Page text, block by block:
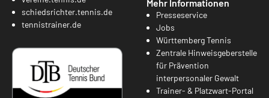
schiedsrichter.tennis.de
tennistrainer.de
Mehr Informationen
Presseservice
Jobs
Württemberg Tennis
Zentrale Hinweisgeberstelle
für Prävention
interpersonaler Gewalt
Trainer- & Platzwart-Portal